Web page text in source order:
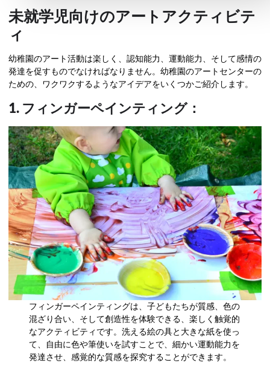
未就学児向けのアートアクティビテ
ィ
幼稚園のアート活動は楽しく、認知能力、運動能力、そして感情の
発達を促すものでなければなりません。幼稚園のアートセンターの
ための、ワクワクするようなアイデアをいくつかご紹介します。
1. フィンガーペインティング：
フィンガーペインティングは、子どもたちが質感、色の
混ざり合い、そして創造性を体験できる、楽しく触覚的
なアクティビティです。洗える絵の具と大きな紙を使っ
て、自由に色や筆使いを試すことで、細かい運動能力を
発達させ、感覚的な質感を探究することができます。